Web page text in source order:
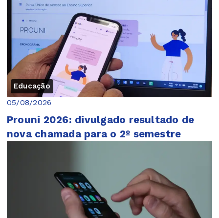
Educação
05/08/2026
Prouni 2026: divulgado resultado de
nova chamada para o 2º semestre